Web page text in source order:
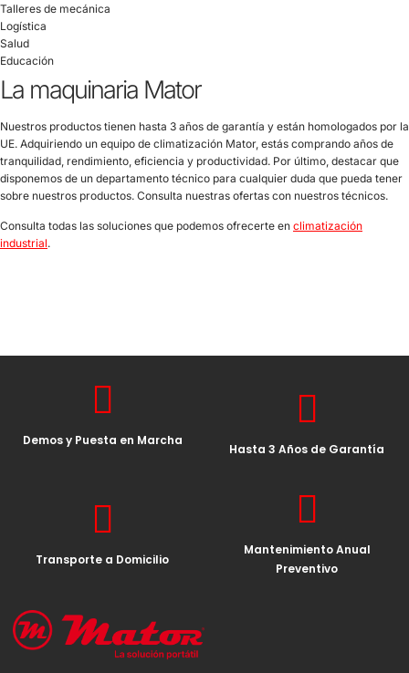
Talleres de mecánica
Logística
Salud
Educación
La maquinaria Mator
Nuestros productos tienen hasta 3 años de garantía y están homologados por la
UE. Adquiriendo un equipo de climatización Mator, estás comprando años de
tranquilidad, rendimiento, eficiencia y productividad. Por último, destacar que
disponemos de un departamento técnico para cualquier duda que pueda tener
sobre nuestros productos. Consulta nuestras ofertas con nuestros técnicos.
Consulta todas las soluciones que podemos ofrecerte en climatización
industrial.
Demos y Puesta en Marcha
Hasta 3 Años de Garantía
Transporte a Domicilio
Mantenimiento Anual
Preventivo